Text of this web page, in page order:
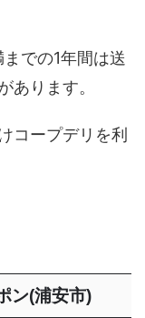
での1年間は送
あります。
コープデリを利
ン(浦安市)